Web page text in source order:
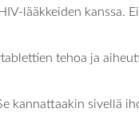
lääkkeiden kanssa.
tehoa ja
kannattaakin sivellä